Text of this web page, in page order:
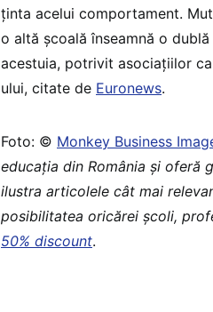
ținta acelui comportament.
o altă școală înseamnă o
acestuia, potrivit asociațiilor
ului, citate de Euronews.
Foto: © Monkey Business
educaţia din România şi oferă
ilustra articolele cât mai
posibilitatea oricărei școli,
50% discount.